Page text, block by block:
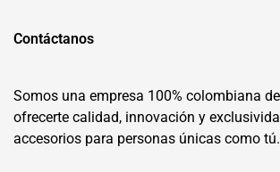
Contáctanos
Somos una empresa 100% colombiana
ofrecerte calidad, innovación y
accesorios para personas únicas como tú.